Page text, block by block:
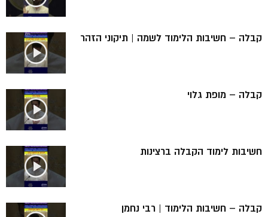
קבלה – חשיבות הלימוד לשמה | תיקוני הזהר
קבלה – מופת גלוי
חשיבות לימוד הקבלה ברצינות
קבלה – חשיבות הלימוד | רבי נחמן